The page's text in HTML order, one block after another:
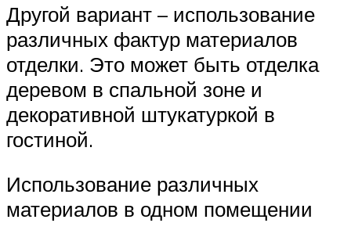
Другой вариант – использование
различных фактур материалов
отделки. Это может быть отделка
деревом в спальной зоне и
декоративной штукатуркой в
гостиной.
Использование различных
материалов в одном помещении